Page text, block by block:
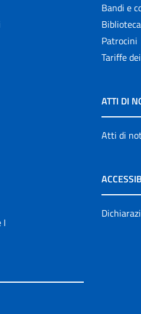
I
Bandi e
Biblioteca
Patrocini
Tariffe
ATTI DI
Atti di